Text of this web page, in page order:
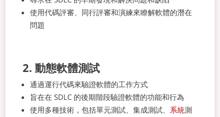
使用代碼評審、同行評審和演練來瞭解軟體的潛在
問題
2. 動態軟體測試
通過運行代碼來驗證軟體的工作方式
旨在在 SDLC 的後期階段驗證軟體的功能和行為
使用多種技術，包括單元測試、集成測試、 系統測